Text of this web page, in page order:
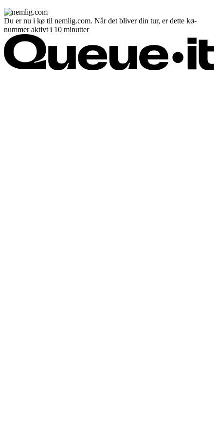
Du er nu i kø til nemlig.com. Når det bliver din tur, er dette kø-
nummer aktivt i 10 minutter